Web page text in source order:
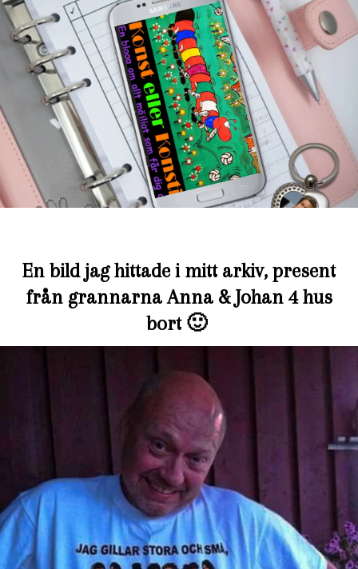
En bild jag hittade i mitt arkiv, present
från grannarna Anna & Johan 4 hus
bort 🙂